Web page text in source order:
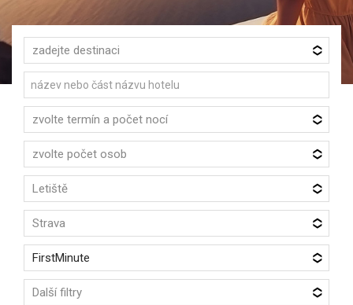
zadejte destinaci
zvolte termín a počet nocí
zvolte počet osob
Letiště
Strava
FirstMinute
Další filtry